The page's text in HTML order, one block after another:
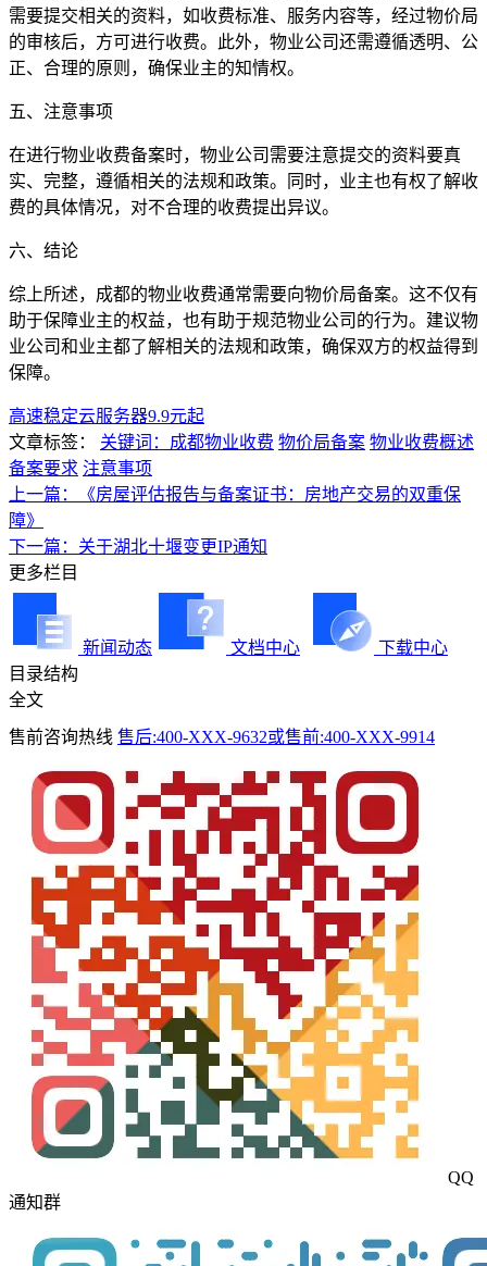
需要提交相关的资料，如收费标准、服务内容等，经过物价局
的审核后，方可进行收费。此外，物业公司还需遵循透明、公
正、合理的原则，确保业主的知情权。
五、注意事项
在进行物业收费备案时，物业公司需要注意提交的资料要真
实、完整，遵循相关的法规和政策。同时，业主也有权了解收
费的具体情况，对不合理的收费提出异议。
六、结论
综上所述，成都的物业收费通常需要向物价局备案。这不仅有
助于保障业主的权益，也有助于规范物业公司的行为。建议物
业公司和业主都了解相关的法规和政策，确保双方的权益得到
保障。
高速稳定云服务器9.9元起
文章标签：
关键词：成都物业收费 物价局备案 物业收费概述
备案要求 注意事项
上一篇：《房屋评估报告与备案证书：房地产交易的双重保
障》
下一篇：关于湖北十堰变更IP通知
更多栏目
新闻动态 文档中心
下载中心
目录结构
全文
售前咨询热线 售后:400-XXX-9632或售前:400-XXX-9914
QQ
通知群